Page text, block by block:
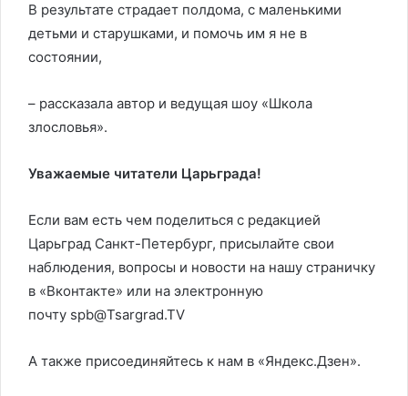
В результате страдает полдома, с маленькими
детьми и старушками, и помочь им я не в
состоянии,
– рассказала автор и ведущая шоу «Школа
злословья».
Уважаемые читатели Царьграда!
Если вам есть чем поделиться с редакцией
Царьград Санкт-Петербург, присылайте свои
наблюдения, вопросы и новости на нашу страничку
в «Вконтакте» или на электронную
почту spb@Tsargrad.TV
А также присоединяйтесь к нам в «Яндекс.Дзен».